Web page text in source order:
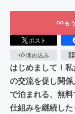
も
ポスト
埋め込み
はじめまして！
の交流を促し関
で泊まれる、無
仕組みを継続し